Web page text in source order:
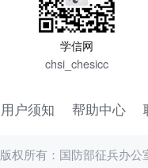
学信网
chsi_chesicc
用户须知 帮助中心
版权所有：国防部征兵办公